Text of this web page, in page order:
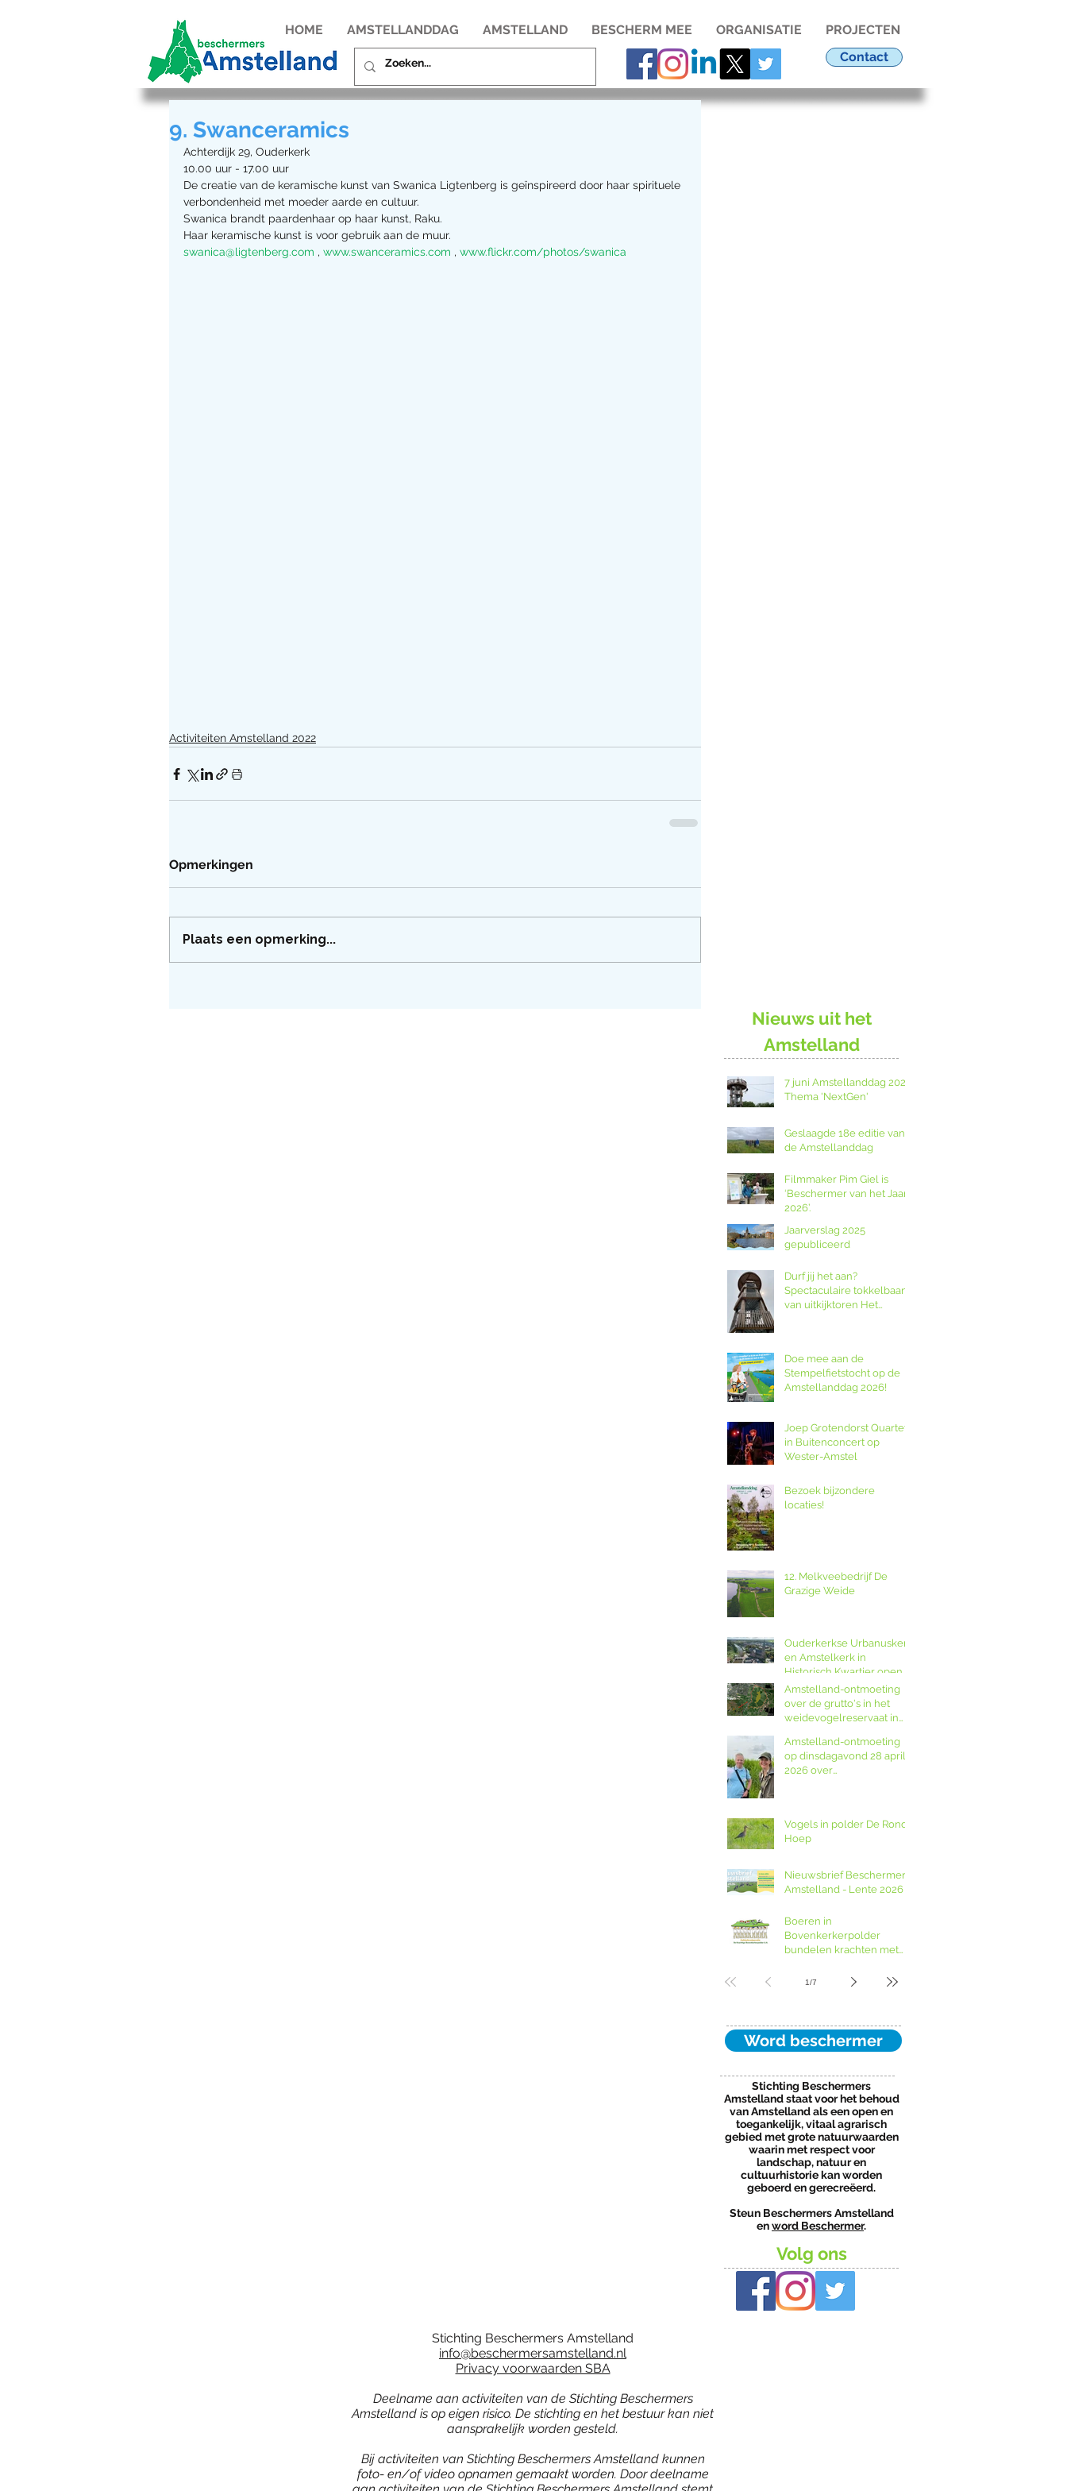
HOME AMSTELLANDDAG AMSTELLAND BESCHERM MEE ORGANISATIE
PROJECTEN
Contact
9. Swanceramics
Achterdijk 29, Ouderkerk
10.00 uur - 17.00 uur
De creatie van de keramische kunst van Swanica Ligtenberg is geïnspireerd door haar spirituele
verbondenheid met moeder aarde en cultuur.
Swanica brandt paardenhaar op haar kunst, Raku.
Haar keramische kunst is voor gebruik aan de muur.
swanica@ligtenberg.com , www.swanceramics.com , www.flickr.com/photos/swanica
Activiteiten Amstelland 2022
Opmerkingen
Plaats een opmerking...
Nieuws uit het
Amstelland
7 juni Amstellanddag 2026:
Thema 'NextGen'
Geslaagde 18e editie van
de Amstellanddag
Filmmaker Pim Giel is
‘Beschermer van het Jaar
2026’.
Jaarverslag 2025
gepubliceerd
Durf jij het aan?
Spectaculaire tokkelbaan
van uitkijktoren Het
Doe mee aan de
Stempelfietstocht op de
Amstellanddag 2026!
Joep Grotendorst Quartet
in Buitenconcert op
Wester-Amstel
Bezoek bijzondere
locaties!
12. Melkveebedrijf De
Grazige Weide
Ouderkerkse Urbanuskerk
en Amstelkerk in
Historisch Kwartier open
op Amstellanddag met
rondleidingen,
fototentoonstelling en
Amstelland-ontmoeting
over de grutto's in het
weidevogelreservaat in
Amstelland-ontmoeting
op dinsdagavond 28 april
2026 over
Kwant van Landschap
Noord-Holland
Vogels in polder De Ronde
Hoep
Nieuwsbrief Beschermers
Amstelland - Lente 2026
Boeren in
Bovenkerkerpolder
bundelen krachten met
1/7
Word beschermer
Stichting Beschermers
Amstelland staat voor het behoud
van Amstelland als een open en
toegankelijk, vitaal agrarisch
gebied met grote natuurwaarden
waarin met respect voor
landschap, natuur en
cultuurhistorie kan worden
geboerd en gerecreëerd.
Steun Beschermers Amstelland
enword Beschermer.
Volg ons
Stichting Beschermers Amstelland
info@beschermersamstelland.nl
Privacy voorwaarden SBA
Deelname aan activiteiten van de Stichting Beschermers
Amstelland is op eigen risico. De stichting en het bestuur kan niet
aansprakelijk worden gesteld.
Bij activiteiten van Stichting Beschermers Amstelland kunnen
foto- en/of video opnamen gemaakt worden. Door deelname